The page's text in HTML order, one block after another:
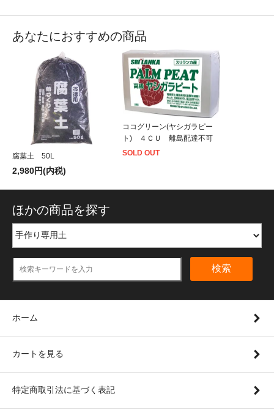
あなたにおすすめの商品
腐葉土 50L
2,980円(内税)
ココグリーン(ヤシガラピー
ト) ４ＣＵ 離島配達不可
SOLD OUT
ほかの商品を探す
検索
ホーム
カートを見る
特定商取引法に基づく表記